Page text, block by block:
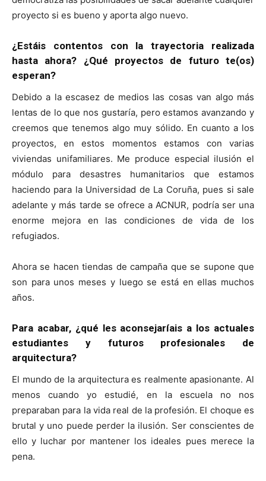
proyecto si es bueno y aporta algo nuevo.
¿Estáis contentos con la trayectoria realizada
hasta ahora? ¿Qué proyectos de futuro te(os)
esperan?
Debido a la escasez de medios las cosas van algo más
lentas de lo que nos gustaría, pero estamos avanzando y
creemos que tenemos algo muy sólido. En cuanto a los
proyectos, en estos momentos estamos con varias
viviendas unifamiliares. Me produce especial ilusión el
módulo para desastres humanitarios que estamos
haciendo para la Universidad de La Coruña, pues si sale
adelante y más tarde se ofrece a ACNUR, podría ser una
enorme mejora en las condiciones de vida de los
refugiados.
Ahora se hacen tiendas de campaña que se supone que
son para unos meses y luego se está en ellas muchos
años.
Para acabar, ¿qué les aconsejaríais a los actuales
estudiantes y futuros profesionales de
arquitectura?
El mundo de la arquitectura es realmente apasionante. Al
menos cuando yo estudié, en la escuela no nos
preparaban para la vida real de la profesión. El choque es
brutal y uno puede perder la ilusión. Ser conscientes de
ello y luchar por mantener los ideales pues merece la
pena.